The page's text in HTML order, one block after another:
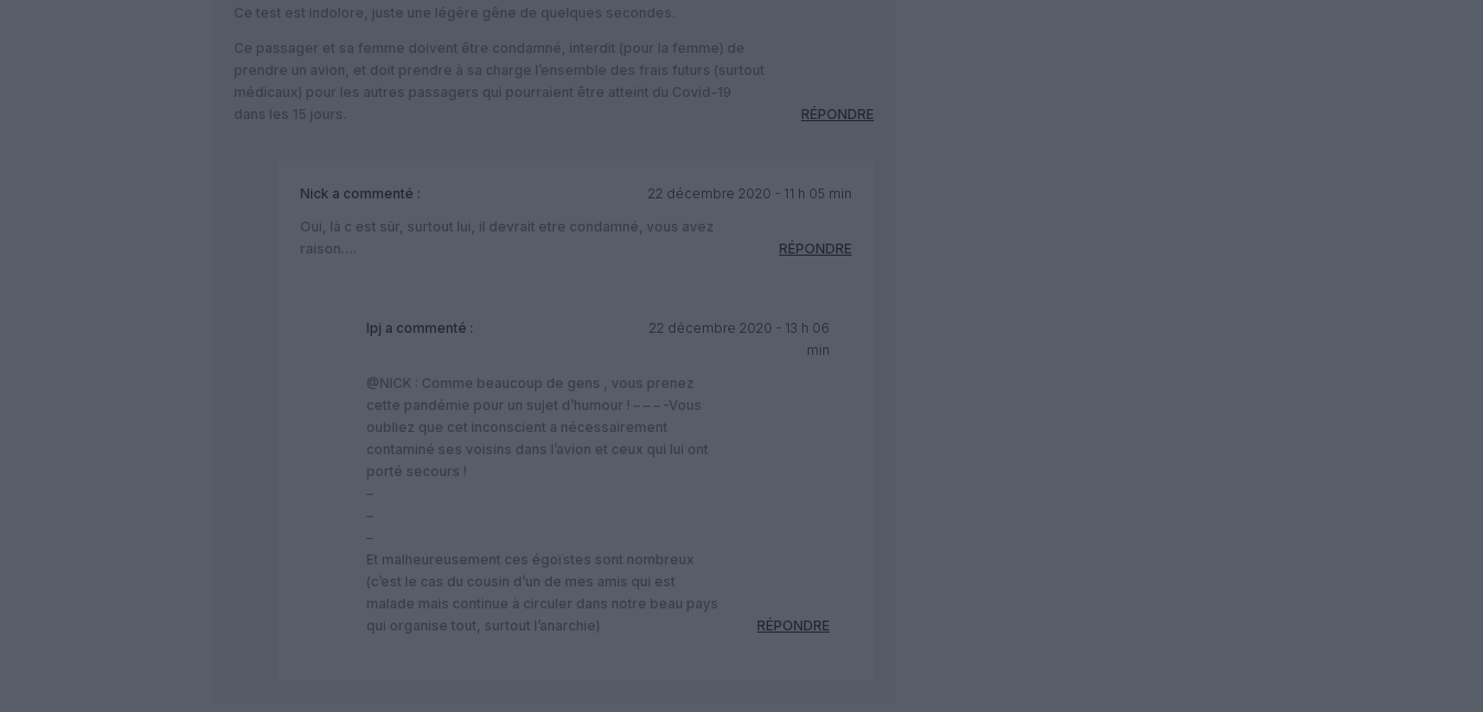
Ce test est indolore, juste une légère gêne de quelques secondes.
Ce passager et sa femme doivent être condamné, interdit (pour la femme) de
prendre un avion, et doit prendre à sa charge l’ensemble des frais futurs (surtout
médicaux) pour les autres passagers qui pourraient être atteint du Covid-19
dans les 15 jours.
RÉPONDRE
Nick a commenté :
22 décembre 2020 - 11 h 05 min
Oui, là c est sûr, surtout lui, il devrait etre condamné, vous avez
raison….
RÉPONDRE
lpj a commenté :
22 décembre 2020 - 13 h 06
min
@NICK : Comme beaucoup de gens , vous prenez
cette pandémie pour un sujet d’humour ! – – – -Vous
oubliez que cet inconscient a nécessairement
contaminé ses voisins dans l’avion et ceux qui lui ont
porté secours !
–
–
–
Et malheureusement ces égoïstes sont nombreux
(c’est le cas du cousin d’un de mes amis qui est
malade mais continue à circuler dans notre beau pays
qui organise tout, surtout l’anarchie)
RÉPONDRE